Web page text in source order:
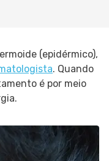
(epidérmico),
. Quando
é por meio